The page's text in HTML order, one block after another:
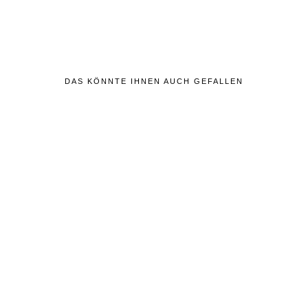
DAS KÖNNTE IHNEN AUCH GEFALLEN